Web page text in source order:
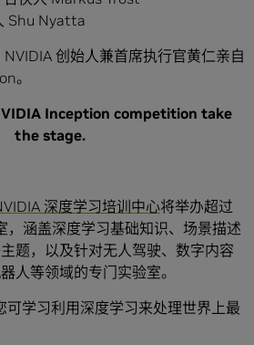
Shu Nyatta
创始人兼首席执行官黄仁亲自
。
深度学习培训中心将举办超过
，涵盖深度学习基础知识、场景描述
题，以及针对无人驾驶、数字内容
人等领域的专门实验室。
可学习利用深度学习来处理世界上最